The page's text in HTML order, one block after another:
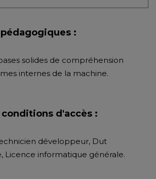
:
solides de compréhension
internes de la machine.
d'accès :
développeur, Dut
Licence informatique générale.